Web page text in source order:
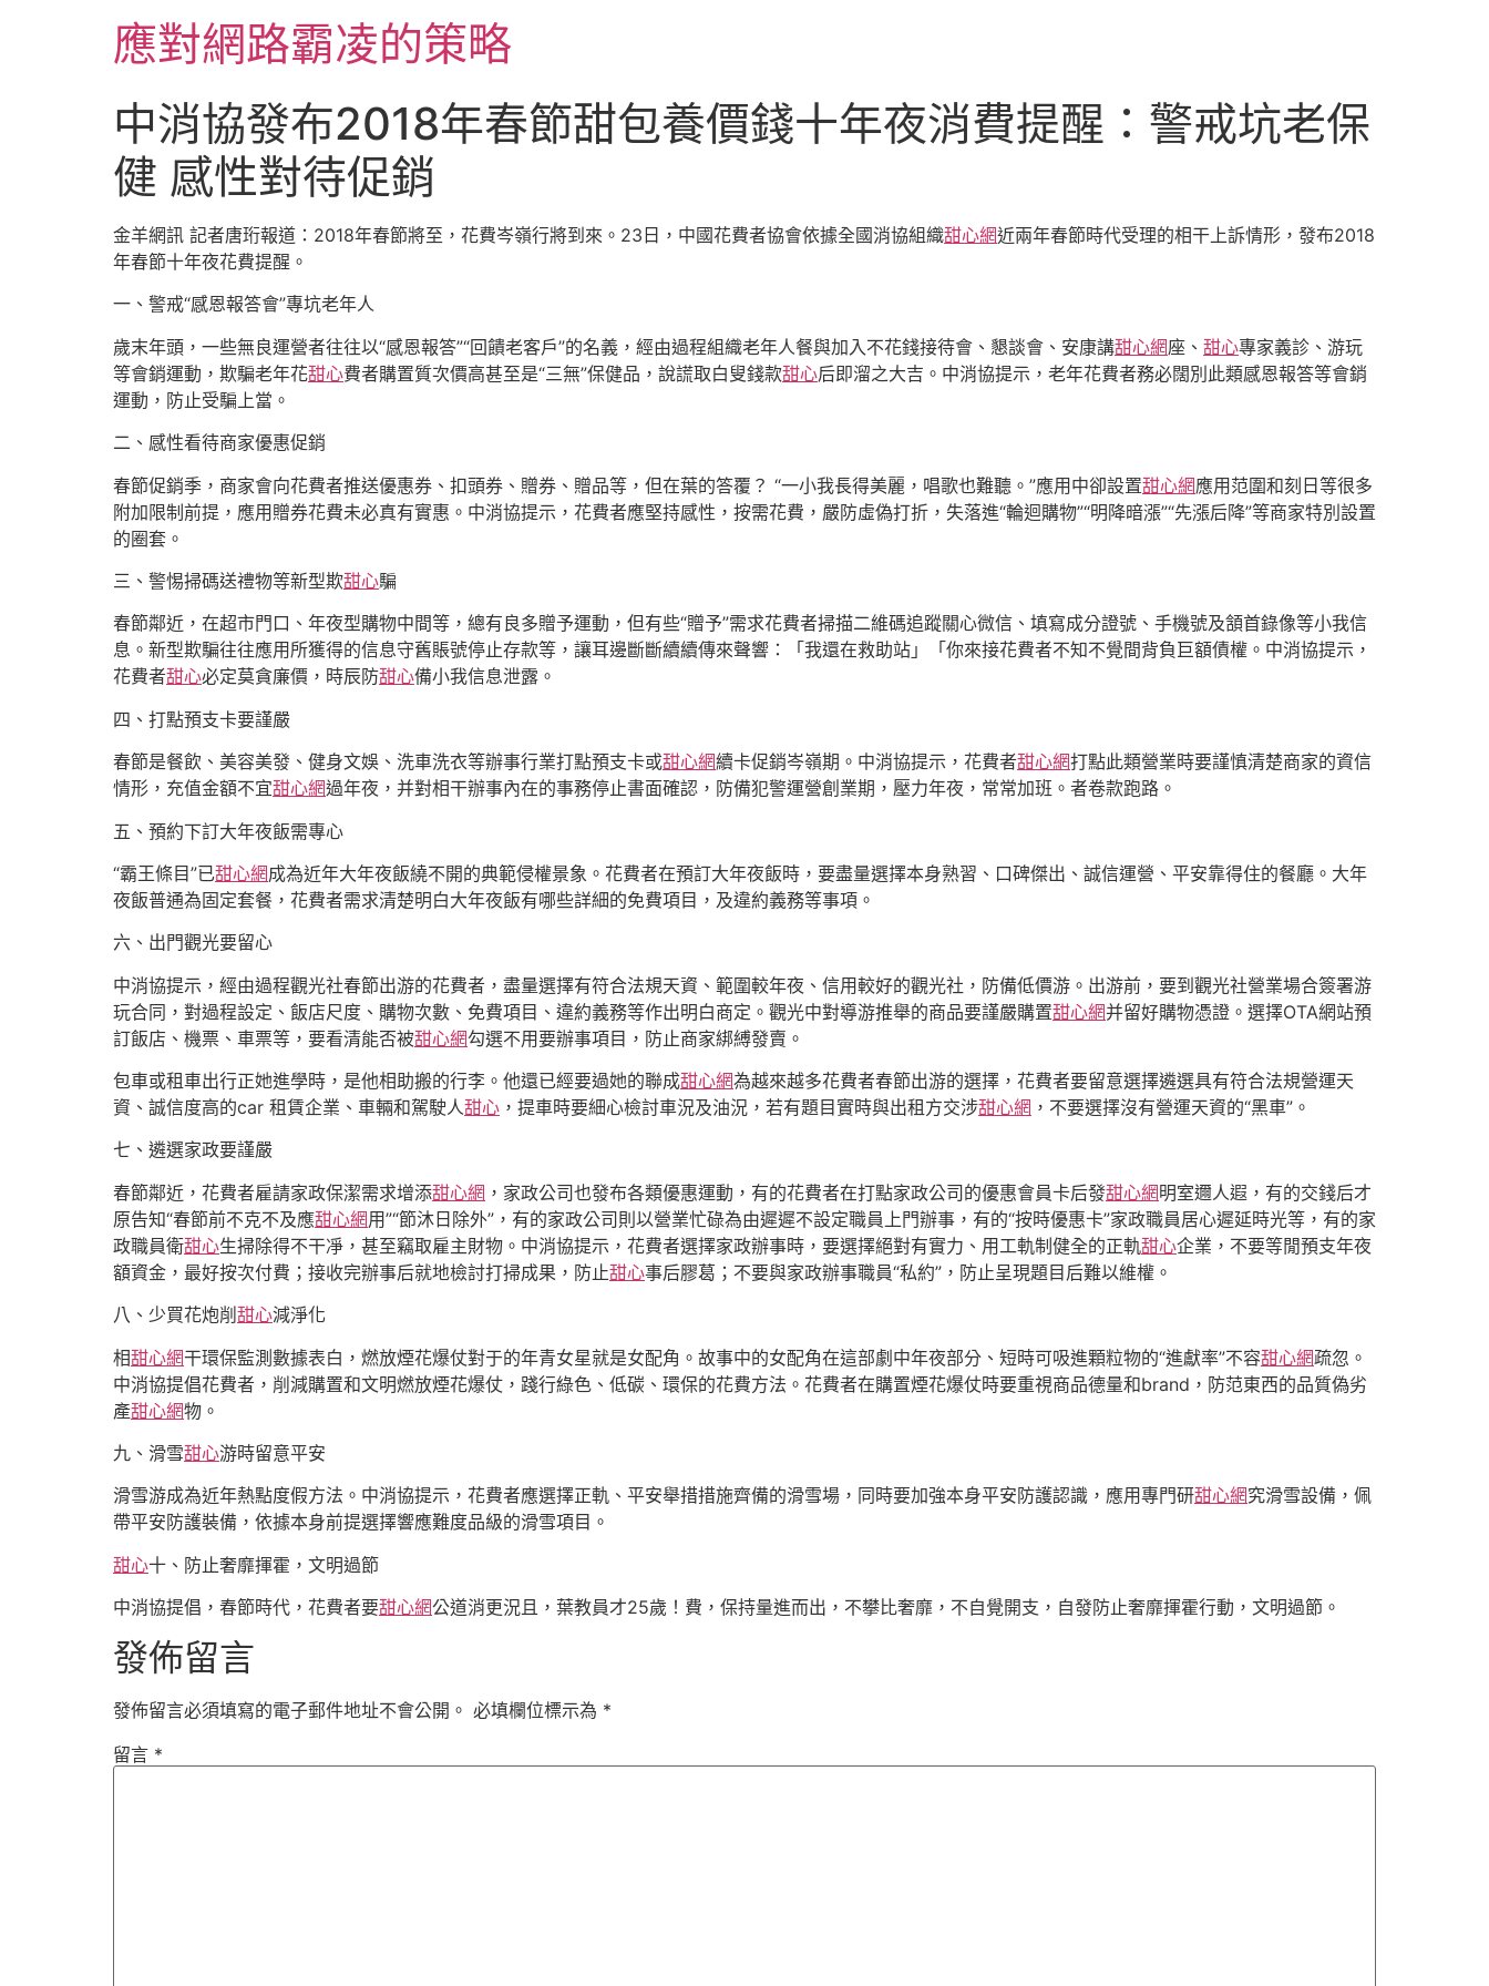
應對網路霸凌的策略
中消協發布2018年春節甜包養價錢十年夜消費提醒：警戒坑老保
健 感性對待促銷
金羊網訊 記者唐珩報道：2018年春節將至，花費岑嶺行將到來。23日，中國花費者協會依據全國消協組織甜心網近兩年春節時代受理的相干上訴情形，發布2018
年春節十年夜花費提醒。
一、警戒“感恩報答會”專坑老年人
歲末年頭，一些無良運營者往往以“感恩報答”“回饋老客戶”的名義，經由過程組織老年人餐與加入不花錢接待會、懇談會、安康講甜心網座、 甜心專家義診、游玩
等會銷運動，欺騙老年花甜心費者購置質次價高甚至是“三無”保健品，說謊取白叟錢款甜心后即溜之大吉。中消協提示，老年花費者務必闊別此類感恩報答等會銷
運動，防止受騙上當。
二、感性看待商家優惠促銷
春節促銷季，商家會向花費者推送優惠券、扣頭券、贈券、贈品等，但在葉的答覆？ “一小我長得美麗，唱歌也難聽。”應用中卻設置甜心網應用范圍和刻日等很多
附加限制前提，應用贈券花費未必真有實惠。中消協提示，花費者應堅持感性，按需花費，嚴防虛偽打折，失落進“輪迴購物”“明降暗漲”“先漲后降”等商家特別設置
的圈套。
三、警惕掃碼送禮物等新型欺甜心騙
春節鄰近，在超市門口、年夜型購物中間等，總有良多贈予運動，但有些“贈予”需求花費者掃描二維碼追蹤關心微信、填寫成分證號、手機號及頷首錄像等小我信
息。新型欺騙往往應用所獲得的信息守舊賬號停止存款等，讓耳邊斷斷續續傳來聲響：「我還在救助站」「你來接花費者不知不覺間背負巨額債權。中消協提示，
花費者甜心必定莫貪廉價，時辰防甜心備小我信息泄露。
四、打點預支卡要謹嚴
春節是餐飲、美容美發、健身文娛、洗車洗衣等辦事行業打點預支卡或甜心網續卡促銷岑嶺期。中消協提示，花費者甜心網打點此類營業時要謹慎清楚商家的資信
情形，充值金額不宜甜心網過年夜，并對相干辦事內在的事務停止書面確認，防備犯警運營創業期，壓力年夜，常常加班。者卷款跑路。
五、預約下訂大年夜飯需專心
“霸王條目”已甜心網成為近年大年夜飯繞不開的典範侵權景象。花費者在預訂大年夜飯時，要盡量選擇本身熟習、口碑傑出、誠信運營、平安靠得住的餐廳。大年
夜飯普通為固定套餐，花費者需求清楚明白大年夜飯有哪些詳細的免費項目，及違約義務等事項。
六、出門觀光要留心
中消協提示，經由過程觀光社春節出游的花費者，盡量選擇有符合法規天資、範圍較年夜、信用較好的觀光社，防備低價游。出游前，要到觀光社營業場合簽署游
玩合同，對過程設定、飯店尺度、購物次數、免費項目、違約義務等作出明白商定。觀光中對導游推舉的商品要謹嚴購置甜心網并留好購物憑證。選擇OTA網站預
訂飯店、機票、車票等，要看清能否被甜心網勾選不用要辦事項目，防止商家綁縛發賣。
包車或租車出行正她進學時，是他相助搬的行李。他還已經要過她的聯成甜心網為越來越多花費者春節出游的選擇，花費者要留意選擇遴選具有符合法規營運天
資、誠信度高的car 租賃企業、車輛和駕駛人甜心 ，提車時要細心檢討車況及油況，若有題目實時與出租方交涉甜心網 ，不要選擇沒有營運天資的“黑車”。
七、遴選家政要謹嚴
春節鄰近，花費者雇請家政保潔需求增添甜心網 ，家政公司也發布各類優惠運動，有的花費者在打點家政公司的優惠會員卡后發甜心網明室邇人遐，有的交錢后才
原告知“春節前不克不及應甜心網用”“節沐日除外”，有的家政公司則以營業忙碌為由遲遲不設定職員上門辦事，有的“按時優惠卡”家政職員居心遲延時光等，有的家
政職員衛甜心生掃除得不干凈，甚至竊取雇主財物。中消協提示，花費者選擇家政辦事時，要選擇絕對有實力、用工軌制健全的正軌甜心企業，不要等閒預支年夜
額資金，最好按次付費；接收完辦事后就地檢討打掃成果，防止甜心事后膠葛；不要與家政辦事職員“私約”，防止呈現題目后難以維權。
八、少買花炮削 甜心減淨化
相甜心網干環保監測數據表白，燃放煙花爆仗對于的年青女星就是女配角。故事中的女配角在這部劇中年夜部分、短時可吸進顆粒物的“進獻率”不容甜心網疏忽。
中消協提倡花費者，削減購置和文明燃放煙花爆仗，踐行綠色、低碳、環保的花費方法。花費者在購置煙花爆仗時要重視商品德量和brand，防范東西的品質偽劣
產甜心網物。
九、滑雪甜心游時留意平安
滑雪游成為近年熱點度假方法。中消協提示，花費者應選擇正軌、平安舉措措施齊備的滑雪場，同時要加強本身平安防護認識，應用專門研甜心網究滑雪設備，佩
帶平安防護裝備，依據本身前提選擇響應難度品級的滑雪項目。
甜心十、防止奢靡揮霍，文明過節
中消協提倡，春節時代，花費者要甜心網公道消更況且，葉教員才25歲！費，保持量進而出，不攀比奢靡，不自覺開支，自發防止奢靡揮霍行動，文明過節。
發佈留言
發佈留言必須填寫的電子郵件地址不會公開。 必填欄位標示為 *
留言 *